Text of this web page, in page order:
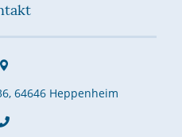
64646 Heppenheim